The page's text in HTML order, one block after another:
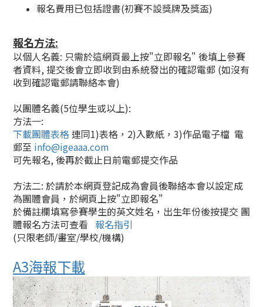
報名費用已包括證書(初賽不設獎牌及獎盃)
報名方法:
以個人名義: 只需於這網頁最上按"立即報名" 後填上參賽
者資料, 提交後會立即收到由系統發出的確認電郵 (如沒有
收到確認電郵請聯絡本會)
以團體名義(5位學生或以上):
方法一:
下載團體表格連同1)表格，2)入數紙，3)作品電子檔 電
郵至 info@igeaaa.com
可先報名, 後再於截止日前電郵提交作品
方法二: 於請於本網頁登記成為會員後聯絡本會以設定成
為團體會員，於網頁上按"立即報名"
於備註欄填寫參賽學生的英文姓名，出生年份後按提交 團
體報名方法可查看 報名指引
(只限老師/畫室/學校/機構)
A3海報下載